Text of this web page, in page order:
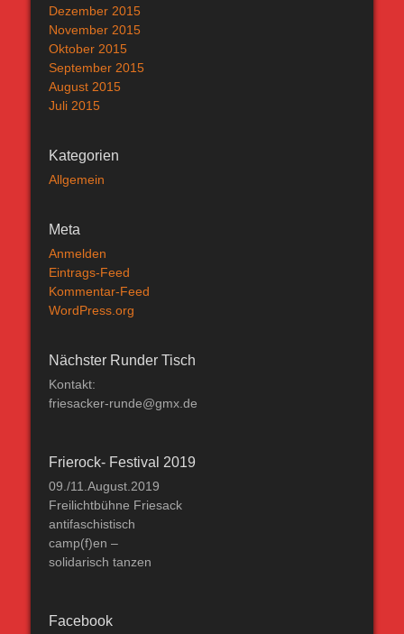
Dezember 2015
November 2015
Oktober 2015
September 2015
August 2015
Juli 2015
Kategorien
Allgemein
Meta
Anmelden
Eintrags-Feed
Kommentar-Feed
WordPress.org
Nächster Runder Tisch
Kontakt:
friesacker-runde@gmx.de
Frierock- Festival 2019
09./11.August.2019
Freilichtbühne Friesack
antifaschistisch
camp(f)en –
solidarisch tanzen
Facebook